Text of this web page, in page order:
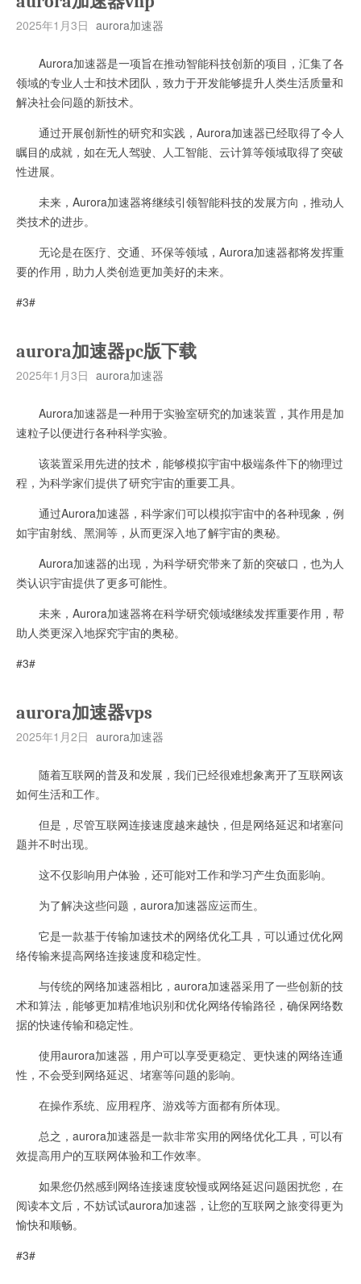
2025年1月3日 aurora加速器
Aurora加速器是一项旨在推动智能科技创新的项目，汇集了各
领域的专业人士和技术团队，致力于开发能够提升人类生活质量和
解决社会问题的新技术。
通过开展创新性的研究和实践，Aurora加速器已经取得了令人
瞩目的成就，如在无人驾驶、人工智能、云计算等领域取得了突破
性进展。
未来，Aurora加速器将继续引领智能科技的发展方向，推动人
类技术的进步。
无论是在医疗、交通、环保等领域，Aurora加速器都将发挥重
要的作用，助力人类创造更加美好的未来。
#3#
aurora加速器pc版下载
2025年1月3日 aurora加速器
Aurora加速器是一种用于实验室研究的加速装置，其作用是加
速粒子以便进行各种科学实验。
该装置采用先进的技术，能够模拟宇宙中极端条件下的物理过
程，为科学家们提供了研究宇宙的重要工具。
通过Aurora加速器，科学家们可以模拟宇宙中的各种现象，例
如宇宙射线、黑洞等，从而更深入地了解宇宙的奥秘。
Aurora加速器的出现，为科学研究带来了新的突破口，也为人
类认识宇宙提供了更多可能性。
未来，Aurora加速器将在科学研究领域继续发挥重要作用，帮
助人类更深入地探究宇宙的奥秘。
#3#
aurora加速器vps
2025年1月2日 aurora加速器
随着互联网的普及和发展，我们已经很难想象离开了互联网该
如何生活和工作。
但是，尽管互联网连接速度越来越快，但是网络延迟和堵塞问
题并不时出现。
这不仅影响用户体验，还可能对工作和学习产生负面影响。
为了解决这些问题，aurora加速器应运而生。
它是一款基于传输加速技术的网络优化工具，可以通过优化网
络传输来提高网络连接速度和稳定性。
与传统的网络加速器相比，aurora加速器采用了一些创新的技
术和算法，能够更加精准地识别和优化网络传输路径，确保网络数
据的快速传输和稳定性。
使用aurora加速器，用户可以享受更稳定、更快速的网络连通
性，不会受到网络延迟、堵塞等问题的影响。
在操作系统、应用程序、游戏等方面都有所体现。
总之，aurora加速器是一款非常实用的网络优化工具，可以有
效提高用户的互联网体验和工作效率。
如果您仍然感到网络连接速度较慢或网络延迟问题困扰您，在
阅读本文后，不妨试试aurora加速器，让您的互联网之旅变得更为
愉快和顺畅。
#3#